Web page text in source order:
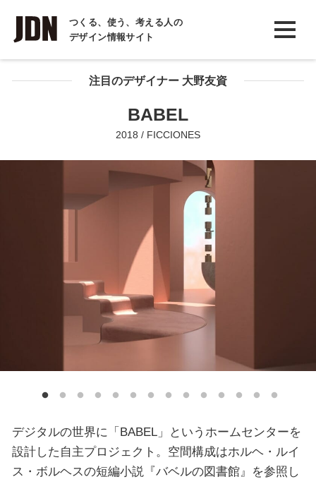
つくる、使う、考える人の
デザイン情報サイト
INTERVIEW
インタビュー
REPORT注目のデザイナー 大野友資
BABEL
2018 / FICCIONES
デジタルの世界に「BABEL」というホームセンターを
設計した自主プロジェクト。空間構成はホルヘ・ルイ
ス・ボルヘスの短編小説『バベルの図書館』を参照し